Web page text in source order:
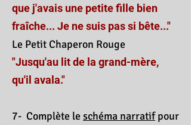
que j'avais une petite fille bien
fraîche... Je ne suis pas si bête..."
Le Petit Chaperon Rouge
"Jusqu'au lit de la grand-mère,
qu'il avala."
7- Complète le schéma narratifpour